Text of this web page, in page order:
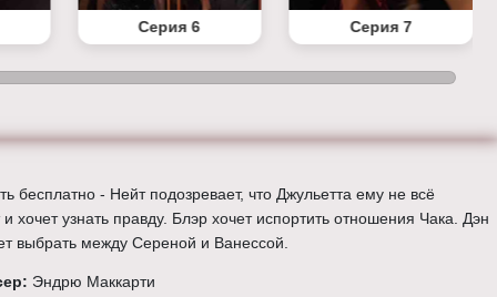
Серия 6 Серия 7
бесплатно - Нейт подозревает, что Джульетта ему не всё
и хочет узнать правду. Блэр хочет испортить отношения Чака. Дэн
выбрать между Сереной и Ванессой.
Эндрю Маккарти